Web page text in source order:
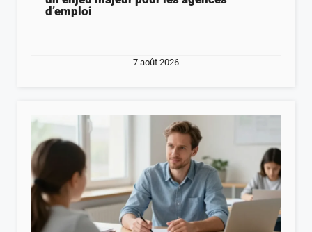
d’emploi
7 août 2026